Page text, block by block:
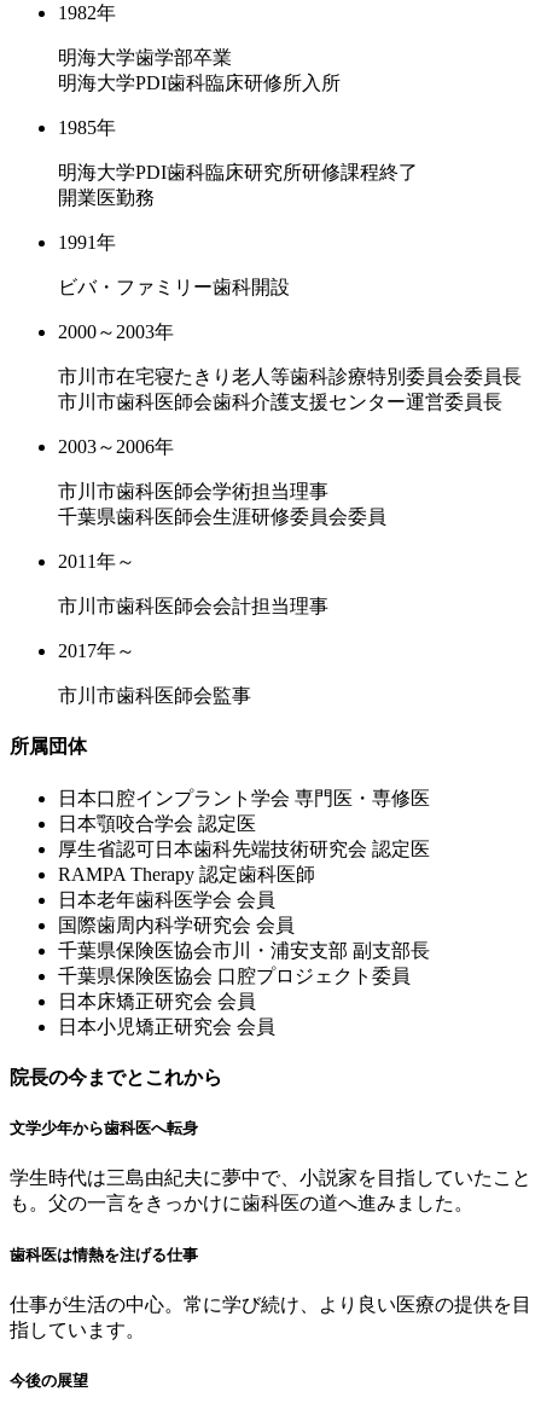
1982年
明海大学歯学部卒業
明海大学PDI歯科臨床研修所入所
1985年
明海大学PDI歯科臨床研究所研修課程終了
開業医勤務
1991年
ビバ・ファミリー歯科開設
2000～2003年
市川市在宅寝たきり老人等歯科診療特別委員会委員長
市川市歯科医師会歯科介護支援センター運営委員長
2003～2006年
市川市歯科医師会学術担当理事
千葉県歯科医師会生涯研修委員会委員
2011年～
市川市歯科医師会会計担当理事
2017年～
市川市歯科医師会監事
所属団体
⽇本⼝腔インプラント学会 専⾨医・専修医
⽇本顎咬合学会 認定医
厚⽣省認可⽇本⻭科先端技術研究会 認定医
RAMPA Therapy 認定⻭科医師
⽇本⽼年⻭科医学会 会員
国際⻭周内科学研究会 会員
千葉県保険医協会市川・浦安⽀部 副⽀部⻑
千葉県保険医協会 ⼝腔プロジェクト委員
⽇本床矯正研究会 会員
⽇本⼩児矯正研究会 会員
院長の今までとこれから
文学少年から歯科医へ転身
学生時代は三島由紀夫に夢中で、小説家を目指していたこと
も。父の一言をきっかけに歯科医の道へ進みました。
歯科医は情熱を注げる仕事
仕事が生活の中心。常に学び続け、より良い医療の提供を目
指しています。
今後の展望